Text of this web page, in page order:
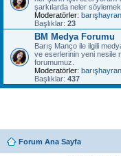
şarkılarda neler
Moderatörler:
Başlıklar: 23
BM Medya Forumu
Barış Manço ile ilgili
ve eserlerinin yeni nesile
forumumuz.
Moderatörler:
Başlıklar: 437
Forum Ana Sayfa